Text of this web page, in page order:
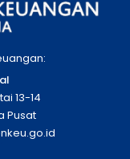
13-14
Pusat